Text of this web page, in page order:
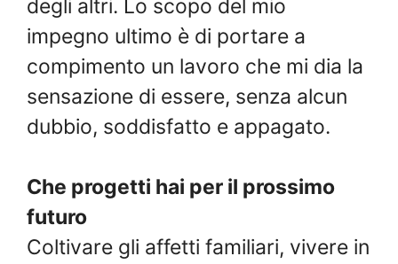
degli altri. Lo scopo del mio
impegno ultimo è di portare a
compimento un lavoro che mi dia la
sensazione di essere, senza alcun
dubbio, soddisfatto e appagato.
Che progetti hai per il prossimo
futuro
Coltivare gli affetti familiari, vivere in